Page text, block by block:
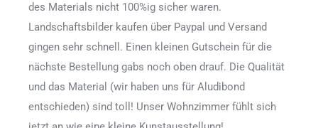
des Materials nicht 100%ig sicher waren.
Landschaftsbilder kaufen über Paypal und Versand
gingen sehr schnell. Einen kleinen Gutschein für die
nächste Bestellung gabs noch oben drauf. Die Qualität
und das Material (wir haben uns für Aludibond
entschieden) sind toll! Unser Wohnzimmer fühlt sich